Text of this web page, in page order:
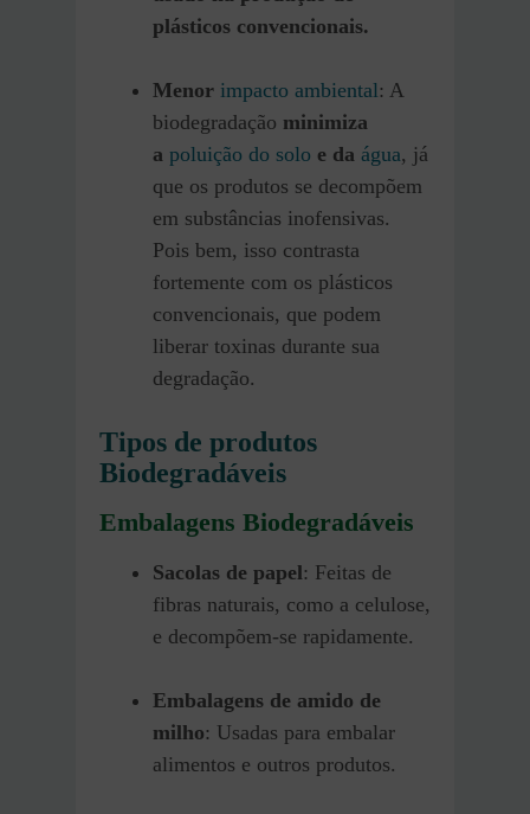
plásticos convencionais.
Menor impacto ambiental: A
biodegradação minimiza
a poluição do solo e da água, já
que os produtos se decompõem
em substâncias inofensivas.
Pois bem, isso contrasta
fortemente com os plásticos
convencionais, que podem
liberar toxinas durante sua
degradação.
Tipos de produtos
Biodegradáveis
Embalagens Biodegradáveis
Sacolas de papel: Feitas de
fibras naturais, como a celulose,
e decompõem-se rapidamente.
Embalagens de amido de
milho: Usadas para embalar
alimentos e outros produtos.